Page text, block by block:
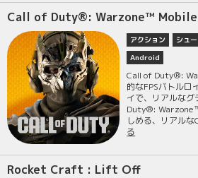
Call of Duty®: Warzone™ Mobile
アクション シュ
Android
Call of Duty®:
的なFPSバトルロ
イで、リアルな
Duty®:
しめる、リアル
る
Rocket Craft : Lift Off